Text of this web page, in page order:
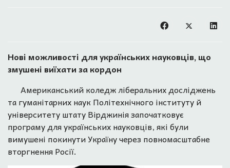
Нові можливості для українських науковців, що
змушені виїхати за кордон
Американський коледж ліберальних досліджень
та гуманітарних наук Політехнічного інституту й
університету штату Вірджинія започатковує
програму для українських науковців, які були
вимушені покинути Україну через повномасштабне
вторгнення Росії.